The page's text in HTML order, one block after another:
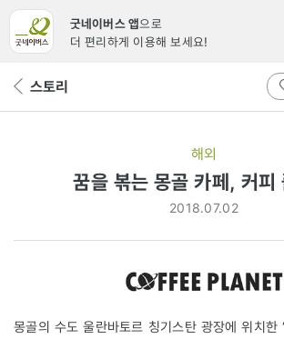
굿네이버스 앱으로
더 편리하게 이용해 보세요!
뒤 스토리
해외
꿈을 볶는 몽골 카페, 커피
2018.07.02
몽골의 수도 울란바토르 칭기스탄 광장에 위치한